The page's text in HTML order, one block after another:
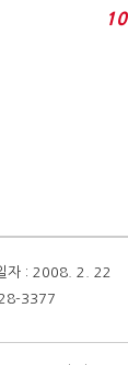
10
자 : 2008. 2. 22
3377